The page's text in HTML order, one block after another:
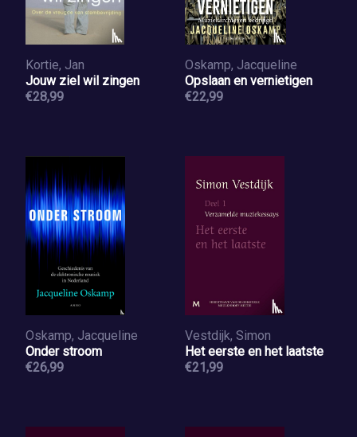
Kortie, Jan
Jouw ziel wil zingen
€28,99
Oskamp, Jacqueline
Opslaan en vernietigen
€22,99
Oskamp, Jacqueline
Onder stroom
€26,99
Vestdijk, Simon
Het eerste en het laatste
€21,99